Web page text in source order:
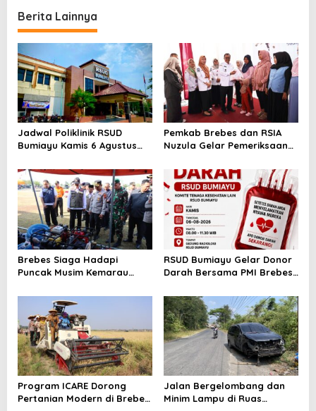
i
o
n
Berita Lainnya
Jadwal Poliklinik RSUD
Bumiayu Kamis 6 Agustus
Dokter Sebelum Berkunjung
Pemkab Brebes dan RSIA
Nuzula Gelar Pemeriksaan
Perkuat Kesehatan Ibu dan
Bayi
Brebes Siaga Hadapi
Puncak Musim Kemarau
Kesiapsiagaan Bencana dan
Karhutla
RSUD Bumiayu Gelar Donor
Darah Bersama PMI Brebes
Indonesia
Program ICARE Dorong
Pertanian Modern di Brebes,
Jalan Bergelombang dan
Minim Lampu di Ruas